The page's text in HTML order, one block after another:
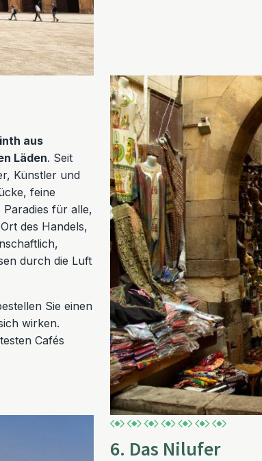
aus
Läden. Seit
Künstler und
feine
für alle,
des Handels,
durch die Luft
Sie einen
wirken.
Cafés
6. Das Nilufer